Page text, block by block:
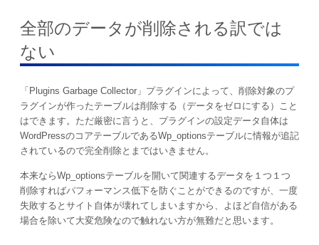
全部のデータが削除される訳では
ない
「Plugins Garbage Collector」プラグインによって、削除対象のプ
ラグインが作ったテーブルは削除する（データをゼロにする）こと
はできます。ただ厳密に言うと、プラグインの設定データ自体は
WordPressのコアテーブルであるWp_optionsテーブルに情報が追記
されているので完全削除とまではいきません。
本来ならWp_optionsテーブルを開いて関連するデータを１つ１つ
削除すればパフォーマンス低下を防ぐことができるのですが、一度
失敗するとサイト自体が壊れてしまいますから、よほど自信がある
場合を除いて大変危険なので触れない方が無難だと思います。